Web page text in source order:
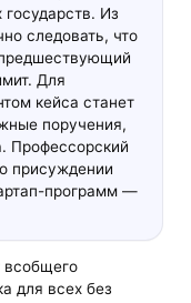
Из
следовать, что
Для
кейса станет
поручения,
Профессорский
присуждении
программ —
всобщего
для всех без